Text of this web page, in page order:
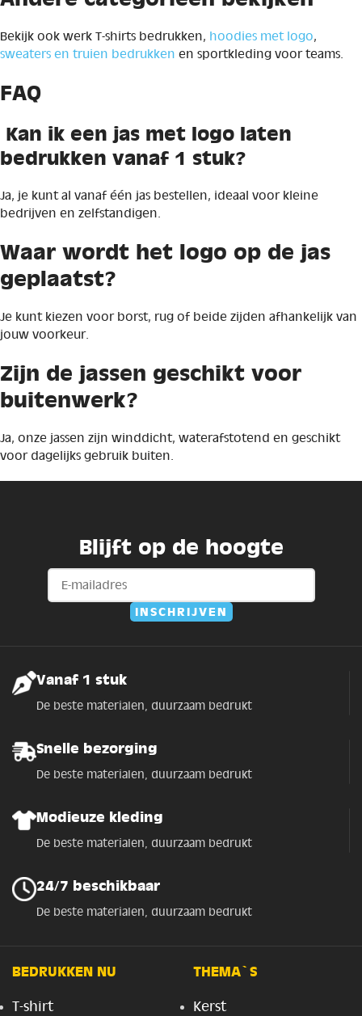
Bekijk ook werk T-shirts bedrukken, hoodies met logo,
sweaters en truien bedrukken en sportkleding voor teams.
FAQ
Kan ik een jas met logo laten
bedrukken vanaf 1 stuk?
Ja, je kunt al vanaf één jas bestellen, ideaal voor kleine
bedrijven en zelfstandigen.
Waar wordt het logo op de jas
geplaatst?
Je kunt kiezen voor borst, rug of beide zijden afhankelijk van
jouw voorkeur.
Zijn de jassen geschikt voor
buitenwerk?
Ja, onze jassen zijn winddicht, waterafstotend en geschikt
voor dagelijks gebruik buiten.
Blijft op de hoogte
Vanaf 1 stuk
De beste materialen, duurzaam bedrukt
Snelle bezorging
De beste materialen, duurzaam bedrukt
Modieuze kleding
De beste materialen, duurzaam bedrukt
24/7 beschikbaar
De beste materialen, duurzaam bedrukt
BEDRUKKEN NU
T-shirt
THEMA`S
Kerst